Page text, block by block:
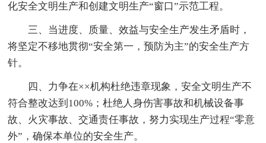
化安全文明生产和创建文明生产“窗口”示范工程。
三、当进度、质量、效益与安全生产发生矛盾时，
将坚定不移地贯彻“安全第一，预防为主”的安全生产方
针。
四、力争在××机构杜绝违章现象，安全文明生产不
符合整改达到100%；杜绝人身伤害事故和机械设备事
故、火灾事故、交通责任事故，努力实现生产过程“零意
外”，确保本单位的安全生产。